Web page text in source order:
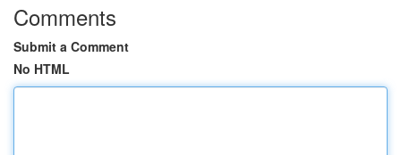
Comments
Submit a Comment
No HTML